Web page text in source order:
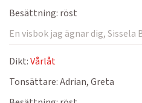
Besättning: röst
En visbok jag ägnar dig, Sissela
Dikt:Vårlåt
Tonsättare:Adrian, Greta